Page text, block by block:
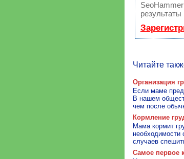
Читайте
Организация
Если маме
В нашем
чем после
Кормление
Мама кормит
необходимости
случаев
Самое первое